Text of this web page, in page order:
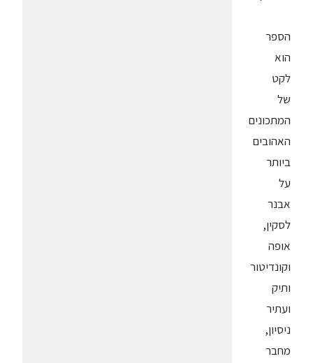
הספר
הוא
לקט
של
המתכונים
האהובים
ביותר
על
אבנר
לסקין,
אופה
וקונדיטור
ותיק
ועתיר
ניסיון,
מחבר